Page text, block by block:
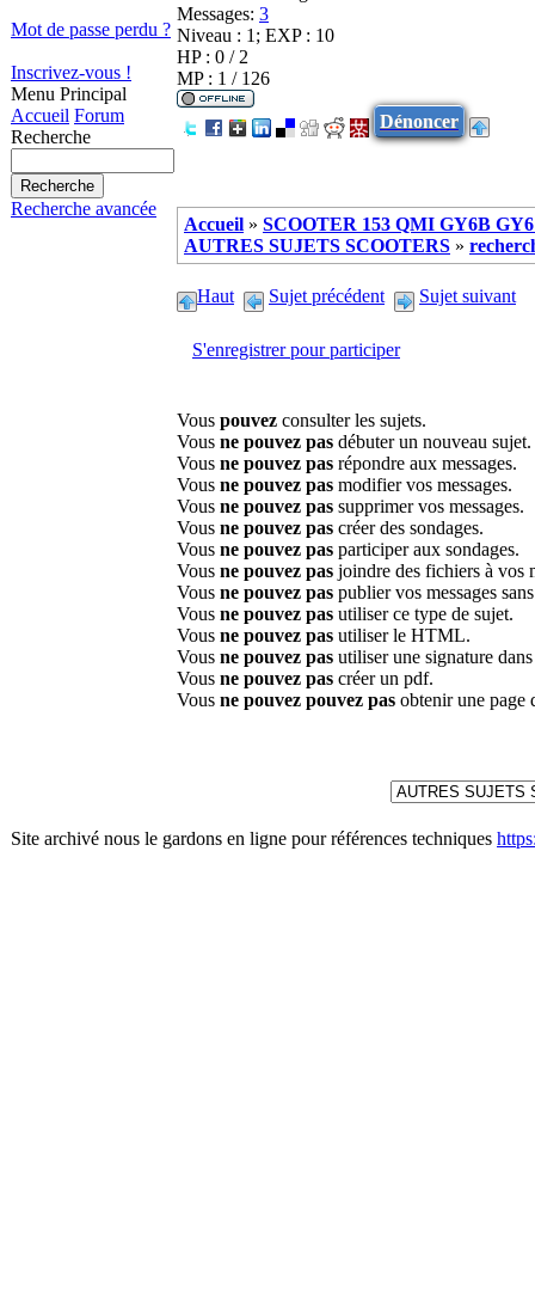
Mot de passe perdu ?
Inscrivez-vous !
Menu Principal
Accueil Forum
Recherche
Recherche avancée
Messages: 3
Niveau : 1; EXP : 10
HP : 0 / 2
MP : 1 / 126
Dénoncer
Accueil » SCOOTER 153 QMI GY6B
AUTRES SUJETS SCOOTERS »
Haut Sujet précédent Sujet suivant
S'enregistrer pour participer
Vous pouvez consulter les sujets.
Vous ne pouvez pas débuter un nouveau sujet.
Vous ne pouvez pas répondre aux messages.
Vous ne pouvez pas modifier vos messages.
Vous ne pouvez pas supprimer vos messages.
Vous ne pouvez pas créer des sondages.
Vous ne pouvez pas participer aux sondages.
Vous ne pouvez pas joindre des fichiers à vos
Vous ne pouvez pas publier vos messages
Vous ne pouvez pas utiliser ce type de sujet.
Vous ne pouvez pas utiliser le HTML.
Vous ne pouvez pas utiliser une signature
Vous ne pouvez pas créer un pdf.
Vous ne pouvez pouvez pas obtenir une page
Site archivé nous le gardons en ligne pour références techniques